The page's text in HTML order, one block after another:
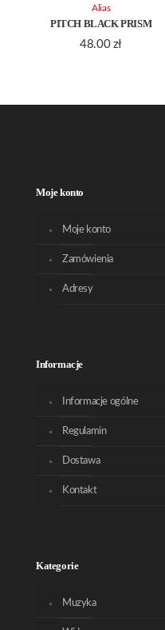
PITCH BLACK PRISM
48.00 zł
Alias
Moje konto
Moje konto
Zamówienia
Adresy
Informacje
Informacje ogólne
Regulamin
Dostawa
Kontakt
Kategorie
Muzyka